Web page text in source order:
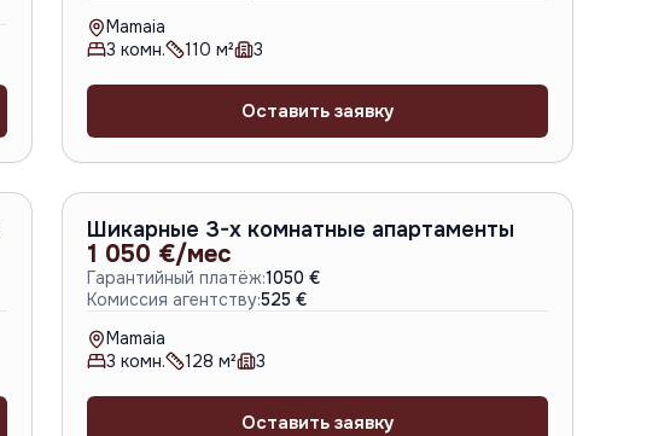
Mamaia
3 комн. 110 м² 3
Оставить заявку
A-6714
Шикарные 3-х комнатные апартаменты
1 050 €/мес
Гарантийный платёж:1050 €
Комиссия агентству:525 €
Mamaia
3 комн. 128 м² 3
Оставить заявку